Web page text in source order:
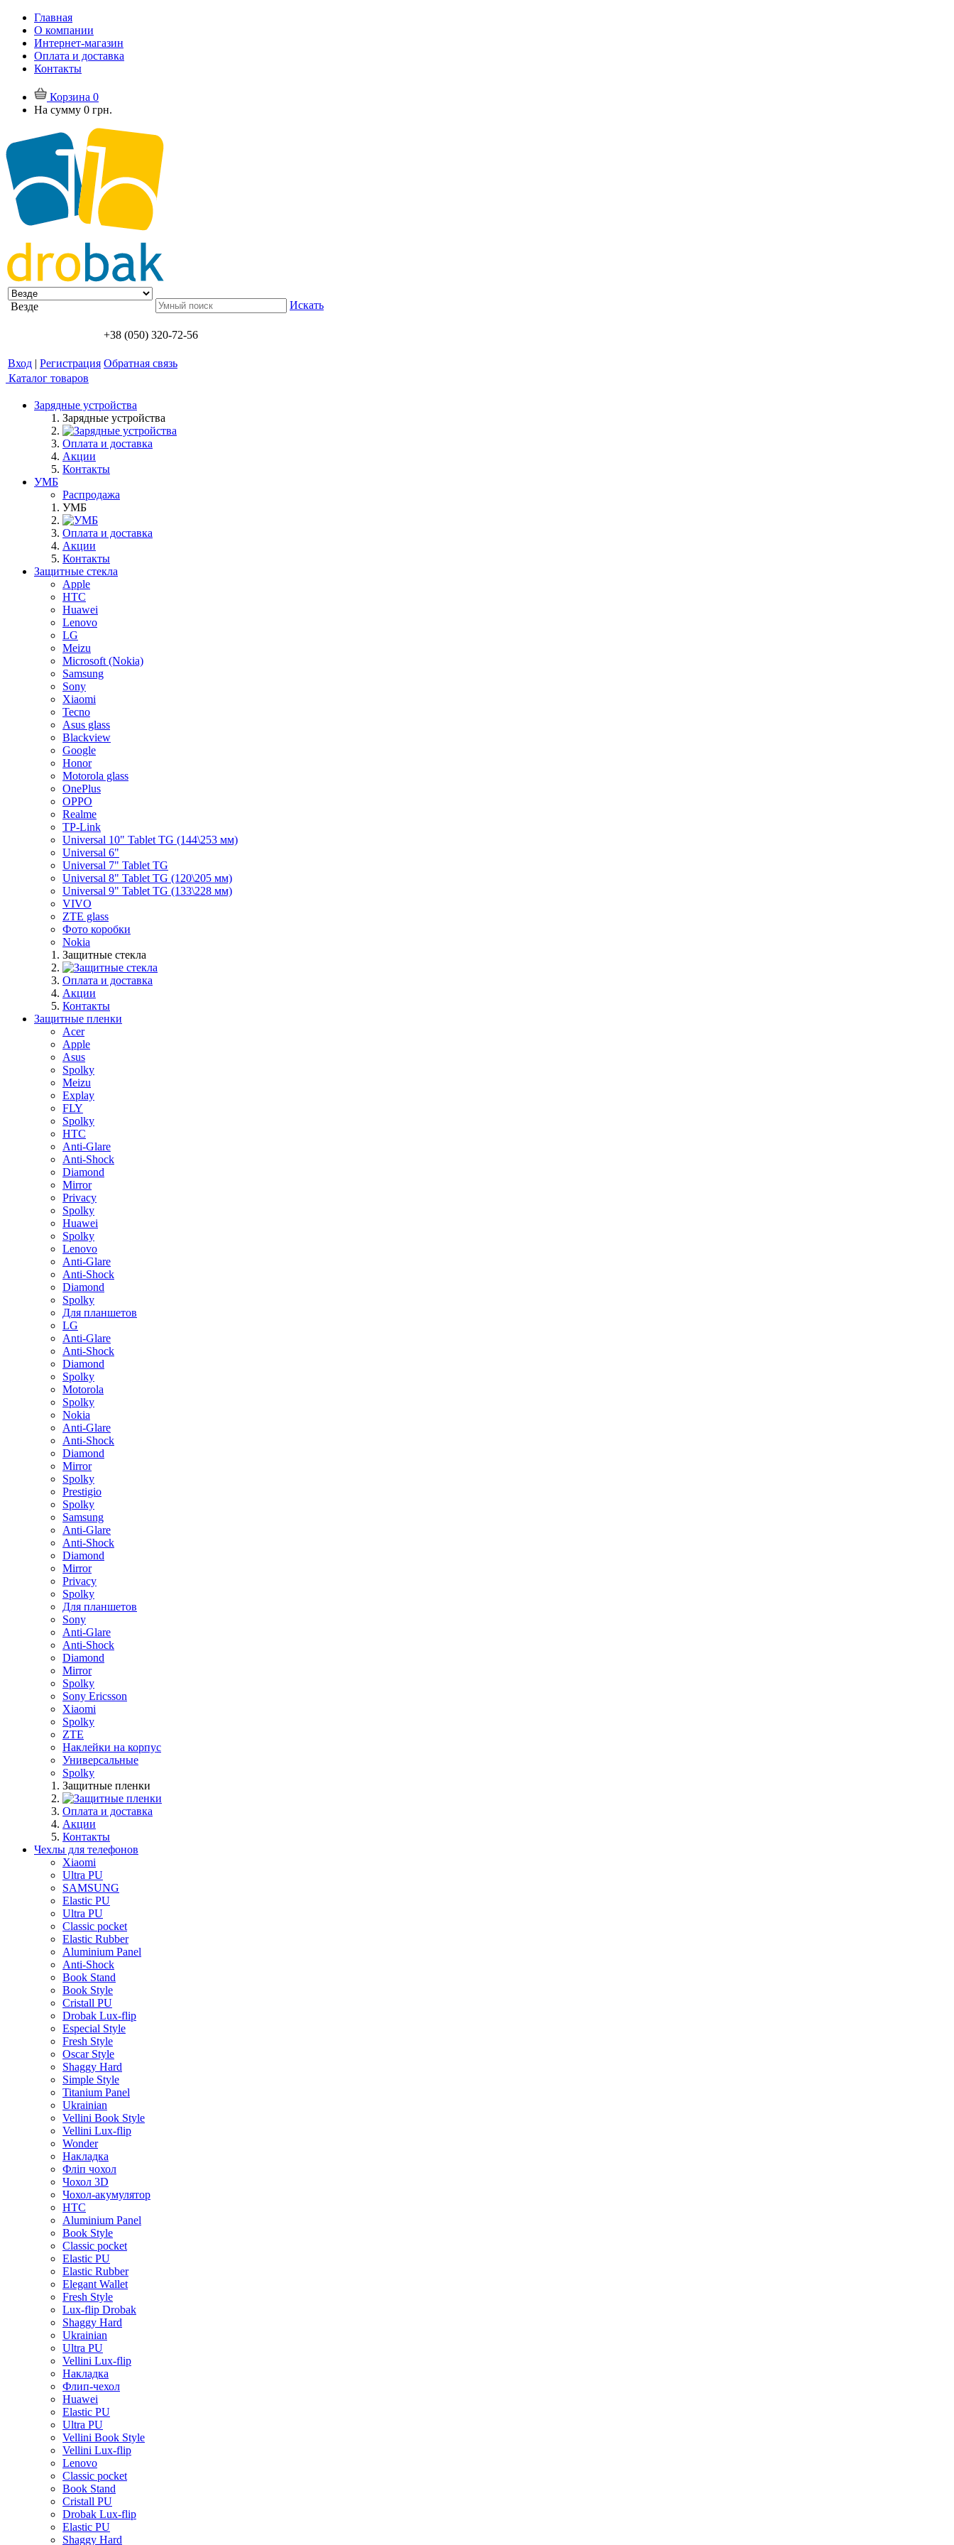
Главная
О компании
Интернет-магазин
Оплата и доставка
Контакты
Корзина 0
На сумму 0 грн.
Везде Искать
+38 (050) 320-72-56
Вход | Регистрация Обратная связь
Каталог товаров
Зарядные устройства
Зарядные устройства
Оплата и доставка
Акции
Контакты
УМБ
Распродажа
УМБ
Оплата и доставка
Акции
Контакты
Защитные стекла
Apple
HTC
Huawei
Lenovo
LG
Meizu
Microsoft (Nokia)
Samsung
Sony
Xiaomi
Tecno
Asus glass
Blackview
Google
Honor
Motorola glass
OnePlus
OPPO
Realme
TP-Link
Universal 10" Tablet TG (144\253 мм)
Universal 6"
Universal 7" Tablet TG
Universal 8" Tablet TG (120\205 мм)
Universal 9" Tablet TG (133\228 мм)
VIVO
ZTE glass
Фото коробки
Nokia
Защитные стекла
Оплата и доставка
Акции
Контакты
Защитные пленки
Acer
Apple
Asus
Spolky
Meizu
Explay
FLY
Spolky
HTC
Anti-Glare
Anti-Shock
Diamond
Mirror
Privacy
Spolky
Huawei
Spolky
Lenovo
Anti-Glare
Anti-Shock
Diamond
Spolky
Для планшетов
LG
Anti-Glare
Anti-Shock
Diamond
Spolky
Motorola
Spolky
Nokia
Anti-Glare
Anti-Shock
Diamond
Mirror
Spolky
Prestigio
Spolky
Samsung
Anti-Glare
Anti-Shock
Diamond
Mirror
Privacy
Spolky
Для планшетов
Sony
Anti-Glare
Anti-Shock
Diamond
Mirror
Spolky
Sony Ericsson
Xiaomi
Spolky
ZTE
Наклейки на корпус
Универсальные
Spolky
Защитные пленки
Оплата и доставка
Акции
Контакты
Чехлы для телефонов
Xiaomi
Ultra PU
SAMSUNG
Elastic PU
Ultra PU
Classic pocket
Elastic Rubber
Aluminium Panel
Anti-Shock
Book Stand
Book Style
Cristall PU
Drobak Lux-flip
Especial Style
Fresh Style
Oscar Style
Shaggy Hard
Simple Style
Titanium Panel
Ukrainian
Vellini Book Style
Vellini Lux-flip
Wonder
Накладка
Фліп чохол
Чохол 3D
Чохол-акумулятор
HTC
Aluminium Panel
Book Style
Classic pocket
Elastic PU
Elastic Rubber
Elegant Wallet
Fresh Style
Lux-flip Drobak
Shaggy Hard
Ukrainian
Ultra PU
Vellini Lux-flip
Накладка
Флип-чехол
Huawei
Elastic PU
Ultra PU
Vellini Book Style
Vellini Lux-flip
Lenovo
Classic pocket
Book Stand
Cristall PU
Drobak Lux-flip
Elastic PU
Shaggy Hard